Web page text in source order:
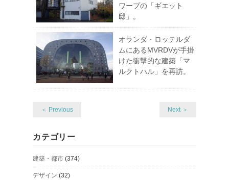
ワープの「ギエット
邸」。
オランダ・ロッテルダ
ムにあるMVRDVが手掛
けた衝撃的な建築「マ
ルクトハル」を再訪。
＜ Previous Next ＞
カテゴリー
建築・都市 (374)
デザイン (32)